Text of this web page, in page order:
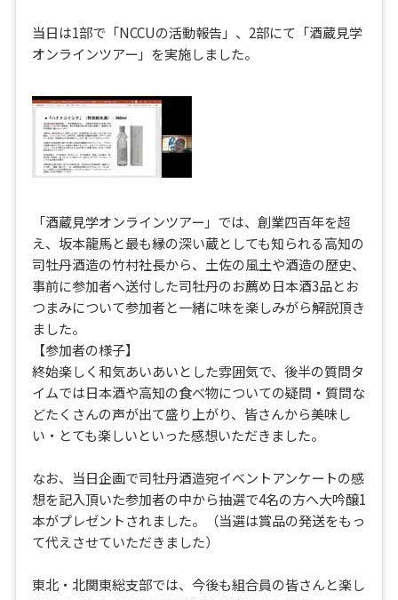
当日は1部で「NCCUの活動報告」、2部にて「酒蔵見学
オンラインツアー」を実施しました。
「酒蔵見学オンラインツアー」では、創業四百年を超
え、坂本龍馬と最も縁の深い蔵としても知られる高知の
司牡丹酒造の竹村社長から、土佐の風土や酒造の歴史、
事前に参加者へ送付した司牡丹のお薦め日本酒3品とお
つまみについて参加者と一緒に味を楽しみがら解説頂き
ました。
【参加者の様子】
終始楽しく和気あいあいとした雰囲気で、後半の質問タ
イムでは日本酒や高知の食べ物についての疑問・質問な
どたくさんの声が出て盛り上がり、皆さんから美味し
い・とても楽しいといった感想いただきました。
なお、当日企画で司牡丹酒造宛イベントアンケートの感
想を記入頂いた参加者の中から抽選で4名の方へ大吟醸1
本がプレゼントされました。（当選は賞品の発送をもっ
て代えさせていただきました）
東北・北関東総支部では、今後も組合員の皆さんと楽し